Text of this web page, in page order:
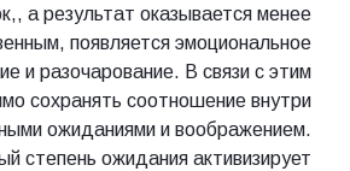
а результат оказывается менее
появляется эмоциональное
и разочарование. В связи с этим
сохранять соотношение внутри
ожиданиями и воображением.
степень ожидания активизирует